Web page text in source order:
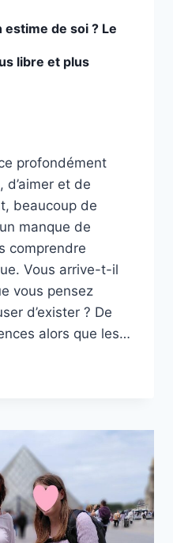
de soi ? Le
libre et plus
profondément
d’aimer et de
beaucoup de
manque de
comprendre
Vous arrive-t-il
vous pensez
d’exister ? De
alors que les…